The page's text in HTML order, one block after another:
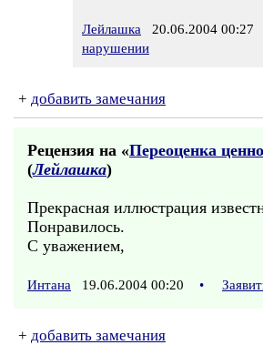
Лейлашка 20.06.2004 00:27
нарушении
+ добавить замечания
Рецензия на «Переоценка
(Лейлашка)
Прекрасная иллюстрация
Понравилось.
С уважением,
Интана 19.06.2004 00:20 •
+ добавить замечания